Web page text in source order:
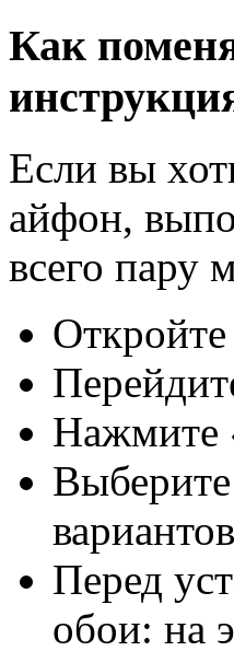
Как
Если вы
айфон,
всего пару
Нажмите
Перед
обои: на